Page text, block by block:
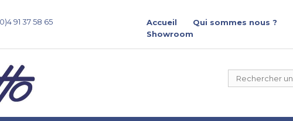
91 37 58 65 Accueil Qui sommes nous ?
Showroom